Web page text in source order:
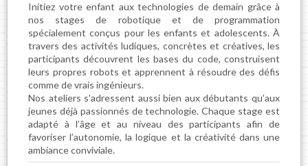
Initiez votre enfant aux technologies de demain grâce à
nos stages de robotique et de programmation
spécialement conçus pour les enfants et adolescents. À
travers des activités ludiques, concrètes et créatives, les
participants découvrent les bases du code, construisent
leurs propres robots et apprennent à résoudre des défis
comme de vrais ingénieurs.
Nos ateliers s’adressent aussi bien aux débutants qu’aux
jeunes déjà passionnés de technologie. Chaque stage est
adapté à l’âge et au niveau des participants afin de
favoriser l’autonomie, la logique et la créativité dans une
ambiance conviviale.